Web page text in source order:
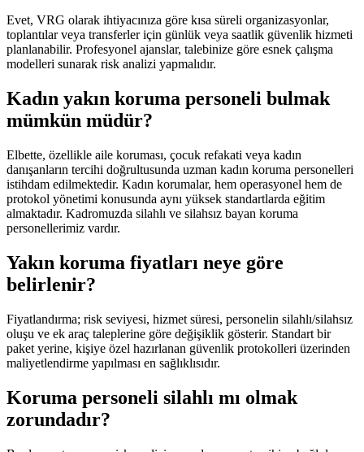
Evet, VRG olarak ihtiyacınıza göre kısa süreli organizasyonlar,
toplantılar veya transferler için günlük veya saatlik güvenlik hizmeti
planlanabilir. Profesyonel ajanslar, talebinize göre esnek çalışma
modelleri sunarak risk analizi yapmalıdır.
Kadın yakın koruma personeli bulmak
mümkün müdür?
Elbette, özellikle aile koruması, çocuk refakati veya kadın
danışanların tercihi doğrultusunda uzman kadın koruma personelleri
istihdam edilmektedir. Kadın korumalar, hem operasyonel hem de
protokol yönetimi konusunda aynı yüksek standartlarda eğitim
almaktadır. Kadromuzda silahlı ve silahsız bayan koruma
personellerimiz vardır.
Yakın koruma fiyatları neye göre
belirlenir?
Fiyatlandırma; risk seviyesi, hizmet süresi, personelin silahlı/silahsız
oluşu ve ek araç taleplerine göre değişiklik gösterir. Standart bir
paket yerine, kişiye özel hazırlanan güvenlik protokolleri üzerinden
maliyetlendirme yapılması en sağlıklısıdır.
Koruma personeli silahlı mı olmak
zorundadır?